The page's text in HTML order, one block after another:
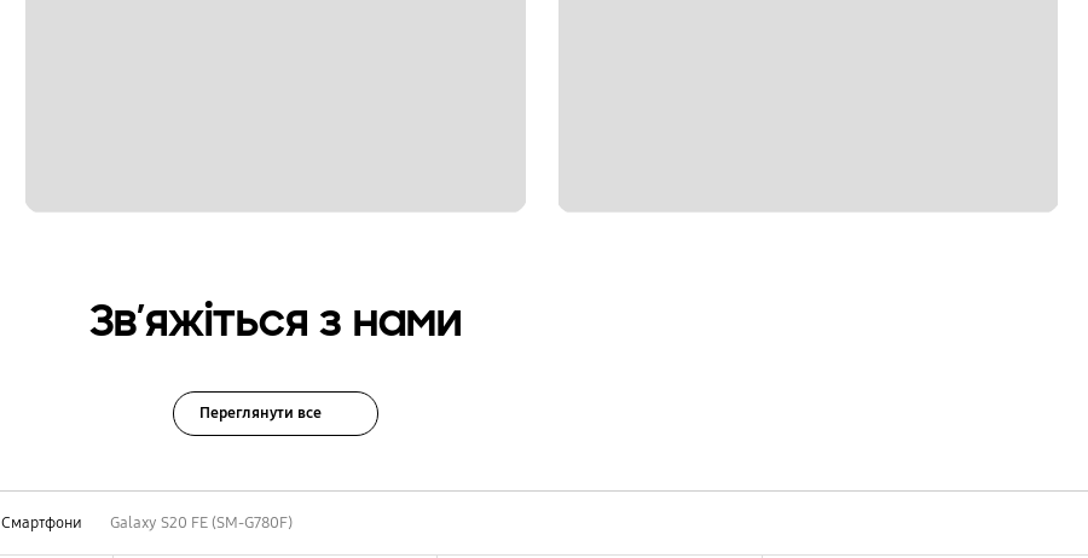
Зв’яжіться з нами
Переглянути все
Смартфони Galaxy S20 FE (SM-G780F)